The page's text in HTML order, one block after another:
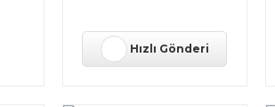
Hızlı Gönderi